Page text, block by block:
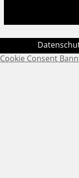
Cookie Consent